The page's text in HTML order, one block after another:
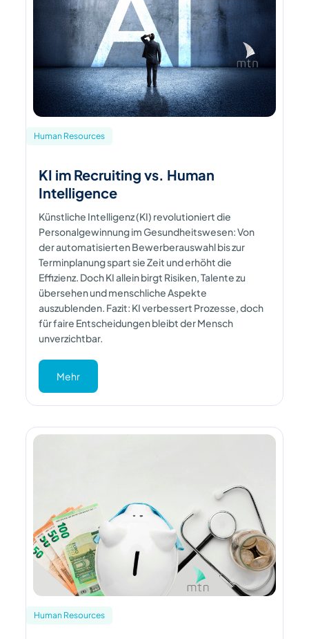
Human Resources
KI im Recruiting vs. Human
Intelligence
Künstliche Intelligenz (KI) revolutioniert die
Personalgewinnung im Gesundheitswesen: Von
der automatisierten Bewerberauswahl bis zur
Terminplanung spart sie Zeit und erhöht die
Effizienz. Doch KI allein birgt Risiken, Talente zu
übersehen und menschliche Aspekte
auszublenden. Fazit: KI verbessert Prozesse, doch
für faire Entscheidungen bleibt der Mensch
unverzichtbar.
Mehr
Human Resources